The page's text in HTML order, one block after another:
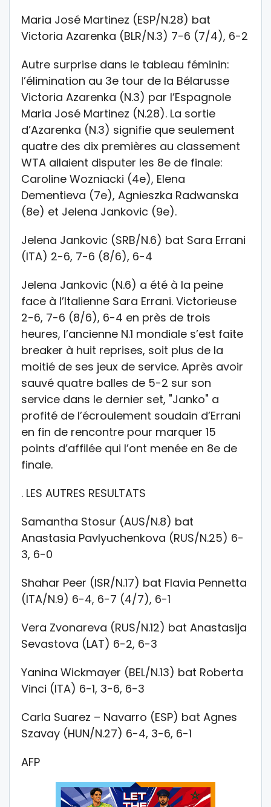
Maria José Martinez (ESP/N.28) bat
Victoria Azarenka (BLR/N.3) 7-6 (7/4), 6-2
Autre surprise dans le tableau féminin:
l’élimination au 3e tour de la Bélarusse
Victoria Azarenka (N.3) par l’Espagnole
Maria José Martinez (N.28). La sortie
d’Azarenka (N.3) signifie que seulement
quatre des dix premières au classement
WTA allaient disputer les 8e de finale:
Caroline Wozniacki (4e), Elena
Dementieva (7e), Agnieszka Radwanska
(8e) et Jelena Jankovic (9e).
Jelena Jankovic (SRB/N.6) bat Sara Errani
(ITA) 2-6, 7-6 (8/6), 6-4
Jelena Jankovic (N.6) a été à la peine
face à l’Italienne Sara Errani. Victorieuse
2-6, 7-6 (8/6), 6-4 en près de trois
heures, l’ancienne N.1 mondiale s’est faite
breaker à huit reprises, soit plus de la
moitié de ses jeux de service. Après avoir
sauvé quatre balles de 5-2 sur son
service dans le dernier set, "Janko" a
profité de l’écroulement soudain d’Errani
en fin de rencontre pour marquer 15
points d’affilée qui l’ont menée en 8e de
finale.
. LES AUTRES RESULTATS
Samantha Stosur (AUS/N.8) bat
Anastasia Pavlyuchenkova (RUS/N.25) 6-
3, 6-0
Shahar Peer (ISR/N.17) bat Flavia Pennetta
(ITA/N.9) 6-4, 6-7 (4/7), 6-1
Vera Zvonareva (RUS/N.12) bat Anastasija
Sevastova (LAT) 6-2, 6-3
Yanina Wickmayer (BEL/N.13) bat Roberta
Vinci (ITA) 6-1, 3-6, 6-3
Carla Suarez – Navarro (ESP) bat Agnes
Szavay (HUN/N.27) 6-4, 3-6, 6-1
AFP